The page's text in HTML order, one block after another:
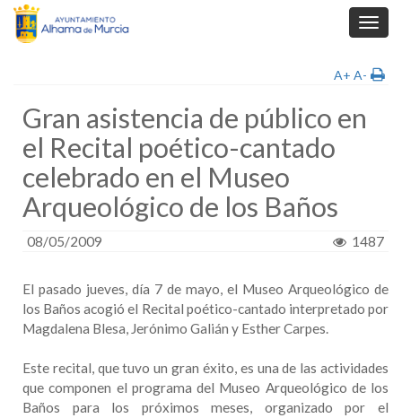
A+ A-
Gran asistencia de público en
el Recital poético-cantado
celebrado en el Museo
Arqueológico de los Baños
08/05/2009 1487
El pasado jueves, día 7 de mayo, el Museo Arqueológico de
los Baños acogió el Recital poético-cantado interpretado por
Magdalena Blesa, Jerónimo Galián y Esther Carpes.
Este recital, que tuvo un gran éxito, es una de las actividades
que componen el programa del Museo Arqueológico de los
Baños para los próximos meses, organizado por el